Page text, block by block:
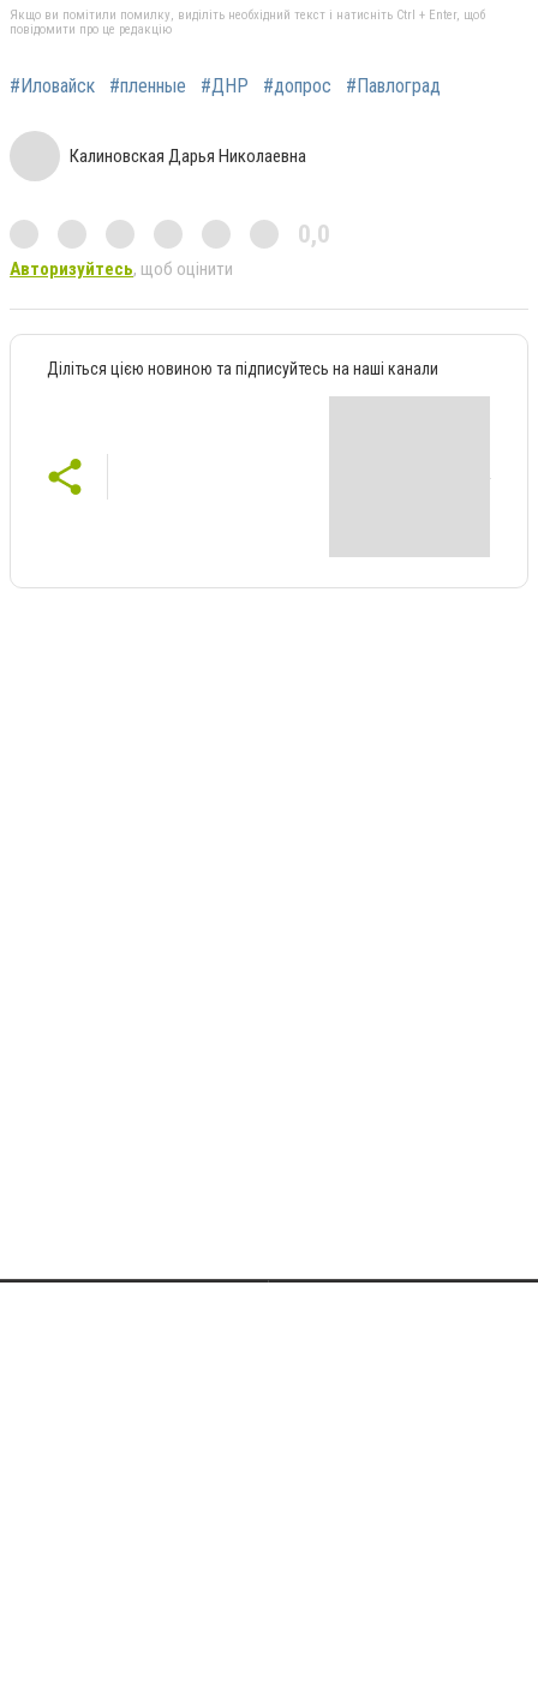
Якщо ви помітили помилку, виділіть необхідний текст і натисніть Ctrl + Enter, щоб
повідомити про це редакцію
#Иловайск #пленные #ДНР #допрос #Павлоград
Калиновская Дарья Николаевна
0,0
Авторизуйтесь, щоб оцінити
Діліться цією новиною та підписуйтесь на наші канали